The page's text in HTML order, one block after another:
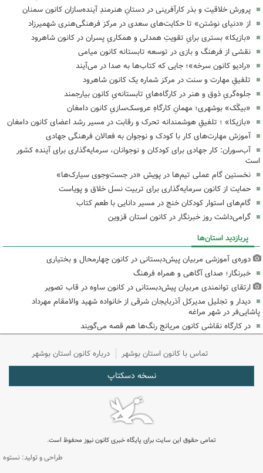
پرورش خلاقیت و بذر کارآفرینی در دستانِ هنرمندِ آینده‌سازان کانون سمنان
از «دنیای نوشتن» تا حکایت‌های سعدی در مرکز فرهنگی‌هنری شهمیرزاد
«بازیکا» بستری برایِ تقویتِ همدلی و همکاریِ پسران در کانون شاهرود
نقشی از فرهنگ و بازی در توسعه تابستانه کانون میامی
«رادیو کانون سرخه»؛ جایی که کتاب‌ها به صدا در می‌آیند
تلفیقِ مهارت و سنت در مرکز شماره یک کانون شاهرود
جلوه‌گریِ ذوق و هنر در کارگاه‌هایِ تابستانه‌یِ کانون بیارجمند
«بیگَک» بوشهری؛ مهمانِ کارگاهِ عروسک‌سازیِ کانون دامغان
«بازیکا» ؛ تلفیقِ هوشمندانه تحرک و رقابت در مسیر رشد اعضای کانون دامغان
آموزش مهارت‌های کار با کودک و نوجوان به فعالان فرهنگی جهادی
آب‌سوران: کار جهادی برای کودکان و نوجوانان، سرمایه‌گذاری برای آینده کشور
است
نخستین گام عملی تیم‌ها در پویش «در جست‌وجوی سیارک‌ها»
حمایت از کانون سرمایه‌گذاری برای تربیت نسل خلاق و پویاست
گام‌های استوار کودکان خنج در مسیر دانایی با طعم کتاب
گرامی‌داشت روز خبرنگار در کانون استان قزوین
پربازدید استان‌ها
دوره‌ی آموزشی مربیان پیش‌دبستانی در کانون چهارمحال و بختیاری
خبرنگار؛ صدای آگاهی و همراه فرهنگ
ارتقای توانمندی مربیان پیش‌دبستانی در کانون ساوه در قاب تصویر
دیدار و تجلیل مدیرکل آذربایجان شرقی از خانواده شهید والامقام مهرداد
پاشایی‌فر در شهر مراغه
در کارگاه نقاشی کانون مریانج رنگ‌ها هم قصه می‌گویند
تماس با کانون استان بوشهر درباره کانون استان بوشهر
نسخه دسکتاپ
تمامی حقوق این سایت برای پایگاه خبری کانون نیوز محفوظ است.
طراحی و تولید: نستوه